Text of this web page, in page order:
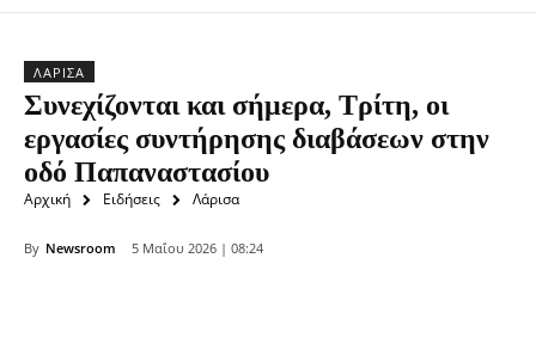
ΛΆΡΙΣΑ
Συνεχίζονται και σήμερα, Τρίτη, οι
εργασίες συντήρησης διαβάσεων στην
οδό Παπαναστασίου
Αρχική Ειδήσεις Λάρισα
By Newsroom 5 Μαΐου 2026 | 08:24